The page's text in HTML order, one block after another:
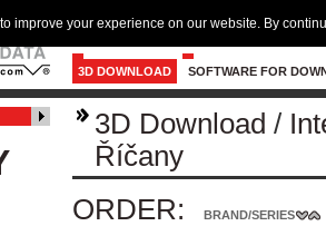
3D DOWNLOAD SOFTWARE FOR
3D Download /
Říčany
ORDER:
BRAND/SERIES
improve your experience on our website. By